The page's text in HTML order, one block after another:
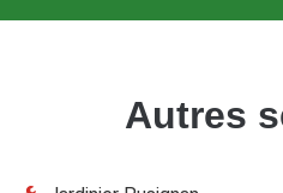
Autres